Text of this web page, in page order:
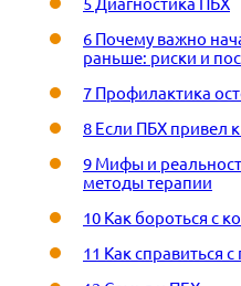
6 Почему важно
раньше: риски и
7 Профилактика
8 Если ПБХ привел
9 Мифы и
методы терапии
10 Как бороться с
11 Как справиться